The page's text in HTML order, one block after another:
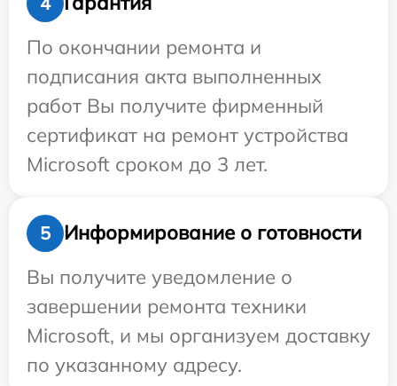
По окончании ремонта и
подписания акта выполненных
работ Вы получите фирменный
сертификат на ремонт устройства
Microsoft сроком до 3 лет.
5
Информирование о готовности
Вы получите уведомление о
завершении ремонта техники
Microsoft, и мы организуем доставку
по указанному адресу.